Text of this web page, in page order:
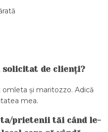
solicitat de clienți?
și maritozzo. Adică
mea.
ta/prietenii tăi când le-